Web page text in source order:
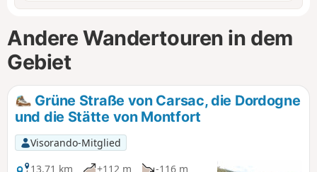
Andere Wandertouren in dem
Gebiet
Grüne Straße von Carsac, die Dordogne
und die Stätte von Montfort
Visorando-Mitglied
13,71 km
+112 m -116 m